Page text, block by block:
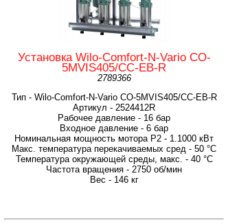
Установка Wilo-Comfort-N-Vario CO-
5MVIS405/CC-EB-R
2789366
Тип - Wilo-Comfort-N-Vario CO-5MVIS405/CC-EB-R
Артикул - 2524412R
Рабочее давление - 16 бар
Входное давление - 6 бар
Номинальная мощность мотора P2 - 1.1000 кВт
Макс. температура перекачиваемых сред - 50 °C
Температура окружающей среды, макс. - 40 °C
Частота вращения - 2750 об/мин
Вес - 146 кг